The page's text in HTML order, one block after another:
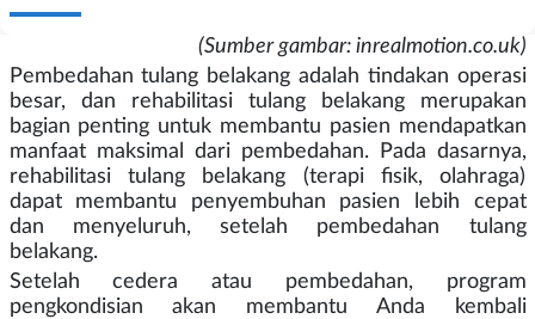
(Sumber gambar: inrealmotion.co.uk)
Pembedahan tulang belakang adalah tindakan operasi
besar, dan rehabilitasi tulang belakang merupakan
bagian penting untuk membantu pasien mendapatkan
manfaat maksimal dari pembedahan. Pada dasarnya,
rehabilitasi tulang belakang (terapi fisik, olahraga)
dapat membantu penyembuhan pasien lebih cepat
dan menyeluruh, setelah pembedahan tulang
belakang.
Setelah cedera atau pembedahan, program
pengkondisian akan membantu Anda kembali